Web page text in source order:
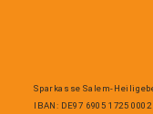
Sparkasse Salem-
IBAN: DE97 6905 1725